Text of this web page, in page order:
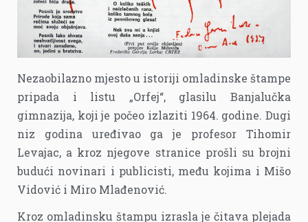
Nezaobilazno mjesto u istoriji omladinske štampe
pripada i listu „Orfej“, glasilu Banjalučka
gimnazija, koji je počeo izlaziti 1964. godine. Dugi
niz godina uređivao ga je profesor Tihomir
Levajac, a kroz njegove stranice prošli su brojni
budući novinari i publicisti, među kojima i Mišo
Vidović i Miro Mlađenović.
Kroz omladinsku štampu izrasla je čitava plejada